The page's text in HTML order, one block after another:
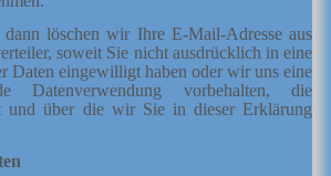
löschen wir Ihre E-Mail-Adresse aus
soweit Sie nicht ausdrücklich in eine
Daten eingewilligt haben oder wir uns eine
Datenverwendung vorbehalten, die
und über die wir Sie in dieser Erklärung